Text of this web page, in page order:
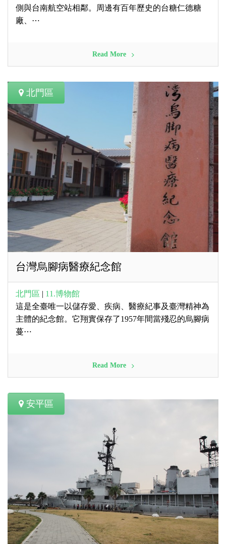
側與台南航空站相鄰。周邊有百年歷史的台糖仁德糖
廠、⋯
Read More
北門區
台灣烏腳病醫療紀念館
北門區 | 11.博物館
這是全臺唯一以儲存愛、疾病、醫療紀事及臺灣精神為
主體的紀念館。它翔實保存了1957年間當殘忍的烏腳病
蔓⋯
Read More
安平區